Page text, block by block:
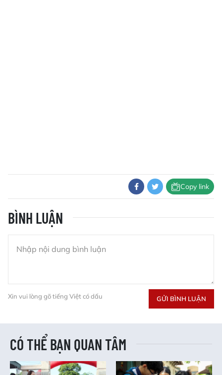
Copy link
BÌNH LUẬN
Xin vui lòng gõ tiếng Việt có dấu GỬI BÌNH LUẬN
CÓ THỂ BẠN QUAN TÂM